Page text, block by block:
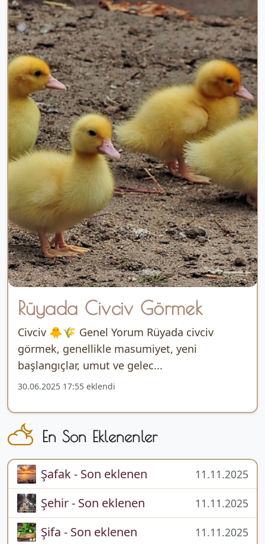
Rüyada Civciv Görmek
Civciv 🐥🌾 Genel Yorum Rüyada civciv
görmek, genellikle masumiyet, yeni
başlangıçlar, umut ve gelec...
30.06.2025 17:55 eklendi
En Son Eklenenler
Şafak - Son eklenen 11.11.2025
Şehir - Son eklenen 11.11.2025
Şifa - Son eklenen 11.11.2025